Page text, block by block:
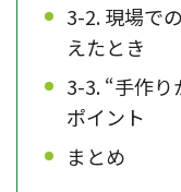
3-2. 現場で
えたとき
3-3. “手作
ポイント
まとめ